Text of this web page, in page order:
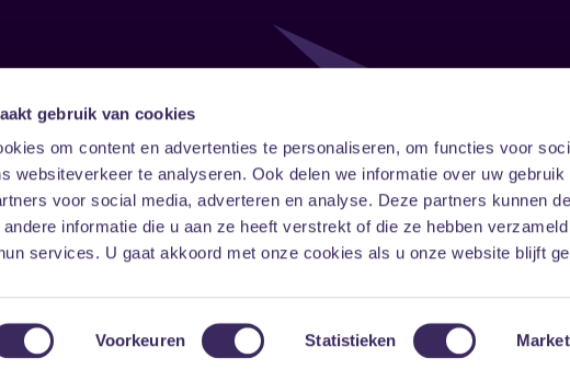
gebruik van cookies
om content en advertenties te personaliseren, om functies voor
websiteverkeer te analyseren. Ook delen we informatie over uw gebruik
voor social media, adverteren en analyse. Deze partners kunnen
informatie die u aan ze heeft verstrekt of die ze hebben
services. U gaat akkoord met onze cookies als u onze website blijft
Voorkeuren Statistieken
Follow
FacebookInstagramLinkedIn
Onze